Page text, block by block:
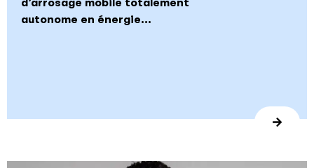
d’arrosage mobile totalement
autonome en énergie...